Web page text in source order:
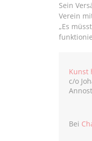
Sein
Verein
„Es
Kunst
c/o
Bei